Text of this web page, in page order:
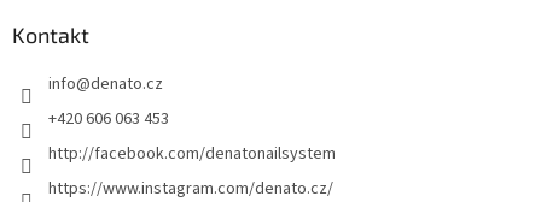
Kontakt
info@denato.cz
+420 606 063 453
http://facebook.com/denatonailsystem
https://www.instagram.com/denato.cz/